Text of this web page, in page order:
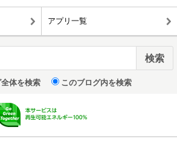
アプリ一覧
体を検索 このブログ内を検索